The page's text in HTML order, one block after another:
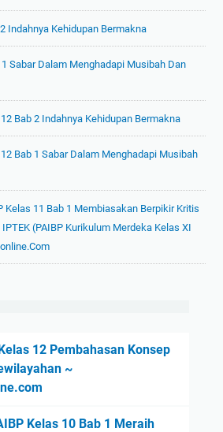
Indahnya Kehidupan Bermakna
Sabar Dalam Menghadapi Musibah Dan
Bab 2 Indahnya Kehidupan Bermakna
Bab 1 Sabar Dalam Menghadapi Musibah
Kelas 11 Bab 1 Membiasakan Berpikir Kritis
(PAIBP Kurikulum Merdeka Kelas XI
12 Pembahasan Konsep
~
Kelas 10 Bab 1 Meraih